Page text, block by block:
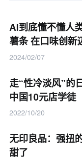
AI到底懂不懂人
薯条 在口味创新
2024/02/07
走“性冷淡风”的
中国10元店学徒
2022/10/20
无印良品：强扭
甜了